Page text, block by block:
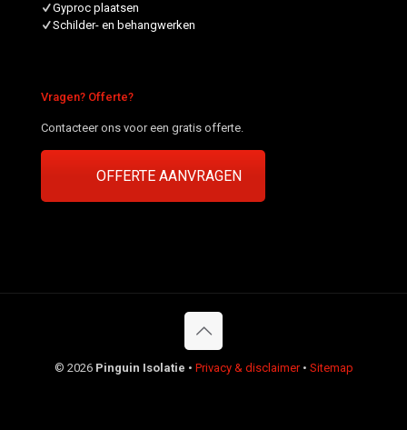
Gyproc plaatsen
Schilder- en behangwerken
Vragen? Offerte?
Contacteer ons voor een gratis offerte.
OFFERTE AANVRAGEN
© 2026 Pinguin Isolatie • Privacy & disclaimer• Sitemap